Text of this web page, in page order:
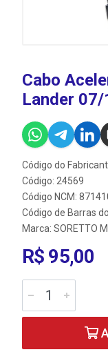
Cabo
Lander
Código do
Código: 24569
Código NCM:
Código de Barras
Marca: SORETTO
R$ 95,00